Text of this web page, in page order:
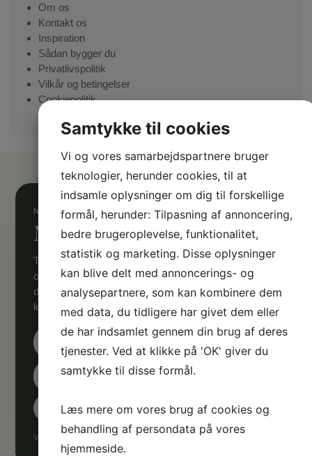
Om os
Kontakt os
Inspiration
Sådan bygger du
Privatlivspolitik
Vilkår og betingelser
Cookiepolitik
Mangler du inspiration?
Tilmeld dig Sølund Huses nyhedsmail og få inspiration
og gør-det-selv-råd direkte i din indbakke. Vi samler
de bedste artikler med inspirerende historier og
konkrete råd til, hvordan du bygger og indretter.
Vi sender med omtanke — og kun det, der er værd at læse.
Samtykke til cookies
Vi og vores samarbejdspartnere bruger
teknologier, herunder cookies, til at
indsamle oplysninger om dig til forskellige
formål, herunder: Tilpasning af annoncering,
bedre brugeroplevelse, funktionalitet,
statistik og marketing. Disse oplysninger
kan blive delt med annoncerings- og
analysepartnere, som kan kombinere dem
med data, du tidligere har givet dem eller
de har indsamlet gennem din brug af deres
tjenester. Ved at klikke på 'OK' giver du
samtykke til disse formål.
Læs mere om vores brug af cookies og
behandling af persondata på vores
hjemmeside.